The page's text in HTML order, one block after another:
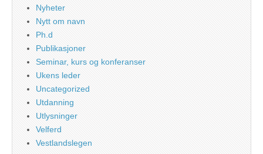
Nyheter
Nytt om navn
Ph.d
Publikasjoner
Seminar, kurs og konferanser
Ukens leder
Uncategorized
Utdanning
Utlysninger
Velferd
Vestlandslegen